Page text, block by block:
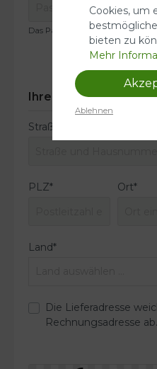
Das Passwort muss mindestens
Ihre Adresse
Straße und Hausnummer*
PLZ* Ort*
Land*
Die Lieferadresse
Rechnungsadresse ab.
Cookies, um
bieten zu
Mehr
Ablehnen